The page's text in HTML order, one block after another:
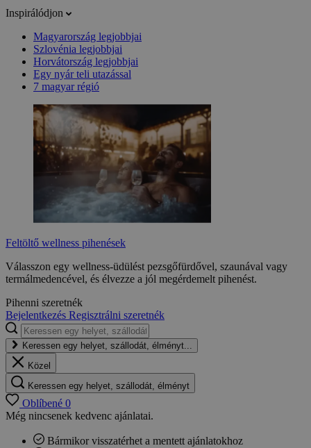
Inspirálódjon
Magyarország legjobbjai
Szlovénia legjobbjai
Horvátország legjobbjai
Egy nyár teli utazással
7 magyar régió
Feltöltő wellness pihenések
Válasszon egy wellness-üdülést pezsgőfürdővel, szaunával vagy
termálmedencével, és élvezze a jól megérdemelt pihenést.
Pihenni szeretnék
Bejelentkezés Regisztrálni szeretnék
Keressen egy helyet, szállodát, élményt...
Közel
Keressen egy helyet, szállodát, élményt
Oblíbené 0
Még nincsenek kedvenc ajánlatai.
Bármikor visszatérhet a mentett ajánlatokhoz